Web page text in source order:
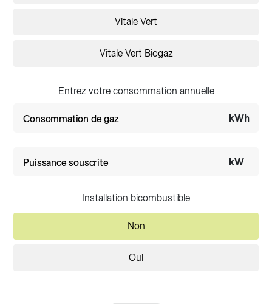
Vitale Vert
Vitale Vert Biogaz
Entrez votre consommation annuelle
Consommation de gaz kWh
Puissance souscrite kW
Installation bicombustible
Non
Oui